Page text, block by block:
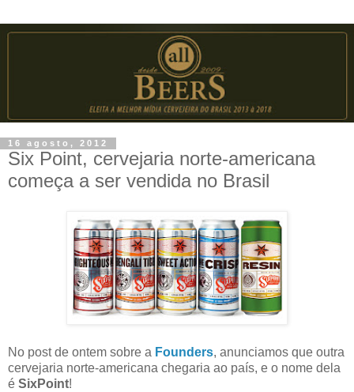
16 agosto, 2012
Six Point, cervejaria norte-americana
começa a ser vendida no Brasil
No post de ontem sobre a Founders, anunciamos que outra
cervejaria norte-americana chegaria ao país, e o nome dela
é SixPoint!